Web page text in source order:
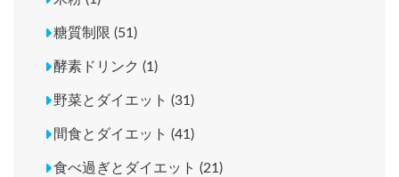
糖質制限 (51)
酵素ドリンク (1)
野菜とダイエット (31)
間食とダイエット (41)
食べ過ぎとダイエット (21)